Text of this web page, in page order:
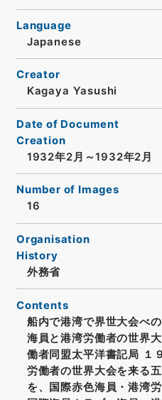
Language
Japanese
Creator
Kagaya Yasushi
Date of Document
Creation
1932年2月～1932年2月
Number of Images
16
Organisation
History
外務省
Contents
船内で港湾で界世大会べ
海員と港湾労働者の世界
働者同盟太平洋書記局 １
労働者の世界大会を来る
を、国際赤色海員・港湾